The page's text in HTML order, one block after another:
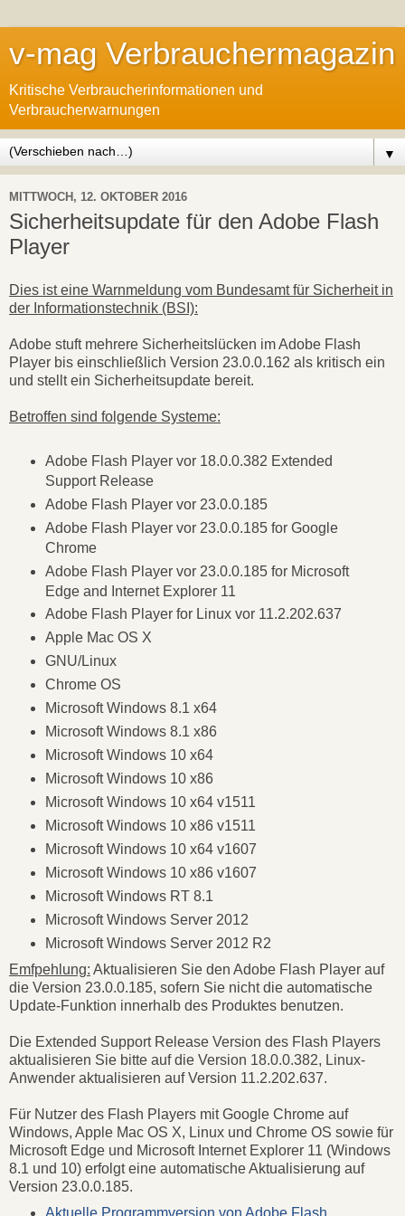
v-mag Verbrauchermagazin
Kritische Verbraucherinformationen und
Verbraucherwarnungen
▼
MITTWOCH, 12. OKTOBER 2016
Sicherheitsupdate für den Adobe Flash
Player
Dies ist eine Warnmeldung vom Bundesamt für Sicherheit in
der Informationstechnik (BSI):
Adobe stuft mehrere Sicherheitslücken im Adobe Flash
Player bis einschließlich Version 23.0.0.162 als kritisch ein
und stellt ein Sicherheitsupdate bereit.
Betroffen sind folgende Systeme:
Adobe Flash Player vor 18.0.0.382 Extended
Support Release
Adobe Flash Player vor 23.0.0.185
Adobe Flash Player vor 23.0.0.185 for Google
Chrome
Adobe Flash Player vor 23.0.0.185 for Microsoft
Edge and Internet Explorer 11
Adobe Flash Player for Linux vor 11.2.202.637
Apple Mac OS X
GNU/Linux
Chrome OS
Microsoft Windows 8.1 x64
Microsoft Windows 8.1 x86
Microsoft Windows 10 x64
Microsoft Windows 10 x86
Microsoft Windows 10 x64 v1511
Microsoft Windows 10 x86 v1511
Microsoft Windows 10 x64 v1607
Microsoft Windows 10 x86 v1607
Microsoft Windows RT 8.1
Microsoft Windows Server 2012
Microsoft Windows Server 2012 R2
Emfpehlung: Aktualisieren Sie den Adobe Flash Player auf
die Version 23.0.0.185, sofern Sie nicht die automatische
Update-Funktion innerhalb des Produktes benutzen.
Die Extended Support Release Version des Flash Players
aktualisieren Sie bitte auf die Version 18.0.0.382, Linux-
Anwender aktualisieren auf Version 11.2.202.637.
Für Nutzer des Flash Players mit Google Chrome auf
Windows, Apple Mac OS X, Linux und Chrome OS sowie für
Microsoft Edge und Microsoft Internet Explorer 11 (Windows
8.1 und 10) erfolgt eine automatische Aktualisierung auf
Version 23.0.0.185.
Aktuelle Programmversion von Adobe Flash